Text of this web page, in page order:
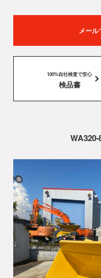
メール
100%自社検査で安心
検品書
WA320-